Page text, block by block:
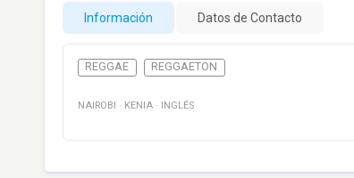
Información Datos de Contacto
REGGAE REGGAETON
NAIROBI · KENIA · INGLÉS